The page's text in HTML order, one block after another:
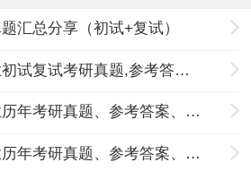
汇总分享（初试+复试）
东北农业大学各专业初试复试考研真题,参考答案,重点范围
东北农业大学各专业历年考研真题、参考答案、内部笔记
东北农业大学各专业历年考研真题、参考答案、内部笔记